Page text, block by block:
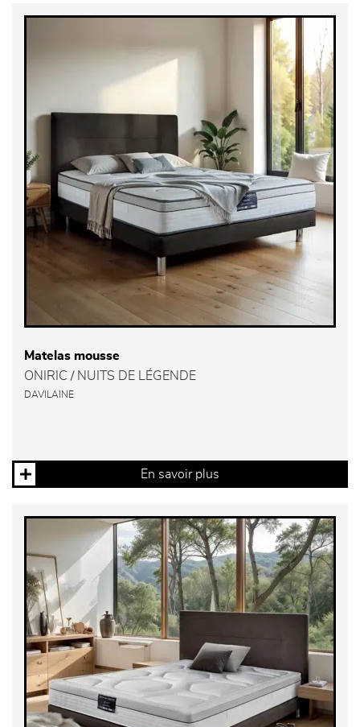
Matelas mousse
ONIRIC / NUITS DE LÉGENDE
DAVILAINE
En savoir plus